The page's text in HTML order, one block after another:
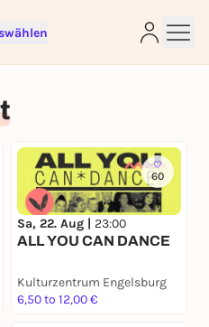
60
Sa, 22. Aug | 23:00
ALL YOU CAN DANCE
Kulturzentrum Engelsburg
6,50 to 12,00 €
and get started
away
or participate in
Rausgegangen account.
FREE NOW
account?